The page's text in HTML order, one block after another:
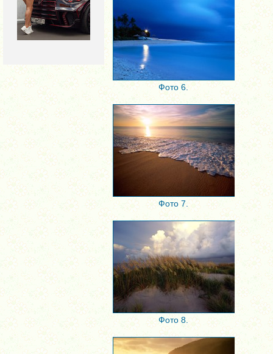
Фото 6.
Фото 7.
Фото 8.